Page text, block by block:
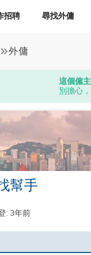
招聘 尋找外傭
外傭
這個僱
別擔心
幫手
: 3年前